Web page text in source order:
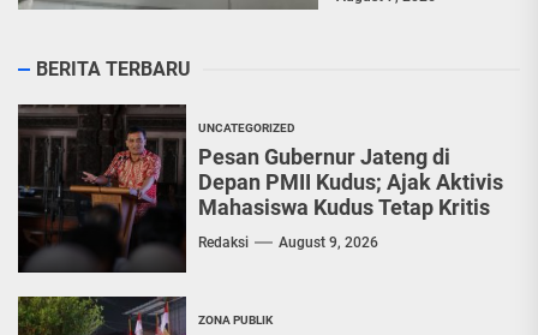
BERITA TERBARU
UNCATEGORIZED
Pesan Gubernur Jateng di
Depan PMII Kudus; Ajak Aktivis
Mahasiswa Kudus Tetap Kritis
Redaksi August 9, 2026
ZONA PUBLIK